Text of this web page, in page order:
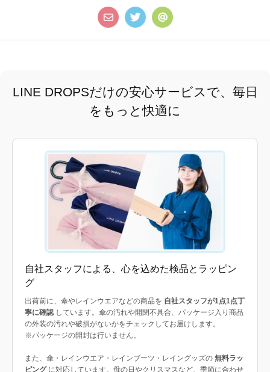
LINE DROPSだけの安心サービスで、毎日
をもっと快適に
自社スタッフによる、心を込めた検品とラッピン
グ
出荷前に、傘やレインウエアなどの商品を 自社スタッフが1点1点丁
寧に確認 しています。傘の汚れや開閉不具合、パッケージ入り商品
の外装の汚れや破損がないかをチェックしてお届けします。
※パッケージの開封は行いません。
また、傘・レインウエア・レインブーツ・レイングッズの 無料ラッ
ピングに対応しています。母の日やクリスマスなど、季節に合わせ